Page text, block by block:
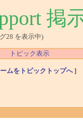
掲
28 を表示中)
トピック表示
ムをトピックトップへ]